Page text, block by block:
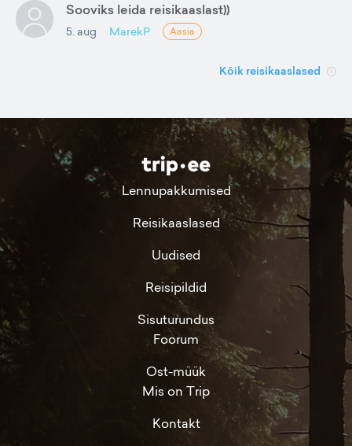
Sooviks leida reisikaaslast))
5. aug MarekP Aasia
Kõik reisikaaslased
Lennupakkumised
Reisikaaslased
Uudised
Reisipildid
Sisuturundus
Foorum
Ost-müük
Mis on Trip
Kontakt